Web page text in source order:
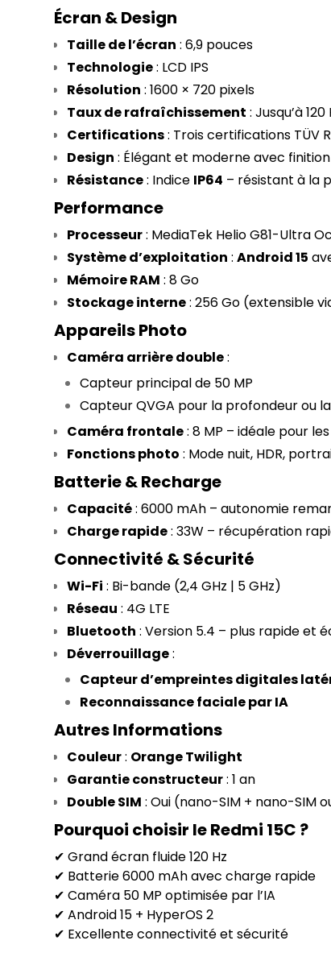
Écran & Design
Taille de l’écran : 6,9 pouces
Technologie : LCD IPS
Résolution : 1600 × 720 pixels
Taux de rafraîchissement : Jusqu’à
Certifications : Trois certifications TÜV
Design : Élégant et moderne avec finition
Résistance : Indice IP64 – résistant à la
Performance
Processeur : MediaTek Helio G81-Ultra
Système d’exploitation : Android 15
Mémoire RAM : 8 Go
Stockage interne : 256 Go (extensible
Appareils Photo
Caméra arrière double :
Capteur principal de 50 MP
Capteur QVGA pour la profondeur ou
Caméra frontale : 8 MP – idéale pour
Fonctions photo : Mode nuit, HDR,
Batterie & Recharge
Capacité : 6000 mAh – autonomie
Charge rapide : 33W – récupération
Connectivité & Sécurité
Wi-Fi : Bi-bande (2,4 GHz | 5 GHz)
Réseau : 4G LTE
Bluetooth : Version 5.4 – plus rapide et
Déverrouillage :
Capteur d’empreintes digitales
Reconnaissance faciale par IA
Autres Informations
Couleur : Orange Twilight
Garantie constructeur : 1 an
Double SIM : Oui (nano-SIM + nano-SIM
Pourquoi choisir le Redmi 15C ?
✔ Grand écran fluide 120 Hz
✔ Batterie 6000 mAh avec charge rapide
✔ Caméra 50 MP optimisée par l’IA
✔ Android 15 + HyperOS 2
✔ Excellente connectivité et sécurité